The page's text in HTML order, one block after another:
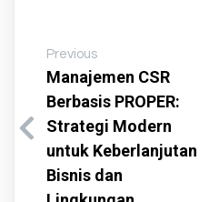
Previous
Manajemen CSR
Berbasis PROPER:
Strategi Modern
untuk Keberlanjutan
Bisnis dan